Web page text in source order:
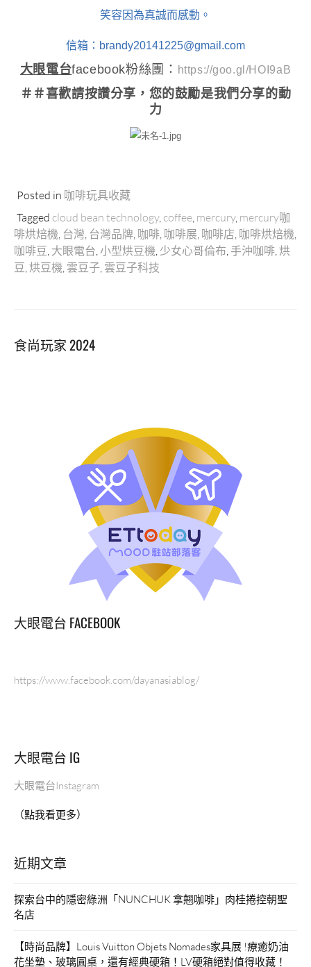
笑容因為真誠而感動。
信箱：brandy20141225@gmail.com
大眼電台facebook粉絲團： https://goo.gl/HOI9aB
＃＃喜歡請按讚分享 ，您的鼓勵是我們分享的動
力
Posted in 咖啡玩具收藏
Tagged cloud bean technology, coffee mercury, mercury咖
啡烘焙機 台灣 台灣品牌 咖啡 咖啡展 咖啡店 咖啡烘焙機
咖啡豆 大眼電台 小型烘豆機 少女心哥倫布 手沖咖啡 烘
豆 烘豆機 雲豆子 雲豆子科技
食尚玩家 2024
大眼電台 FACEBOOK
https://www.facebook.com/dayanasiablog/
大眼電台 IG
大眼電台Instagram
（點我看更多）
近期文章
探索台中的隱密綠洲「NUNCHUK 拿翹咖啡」肉桂捲控朝聖
名店
【時尚品牌】Louis Vuitton Objets Nomades家具展 !療癒奶油
花坐墊、玻璃圓桌，還有經典硬箱！LV硬箱絕對值得收藏！